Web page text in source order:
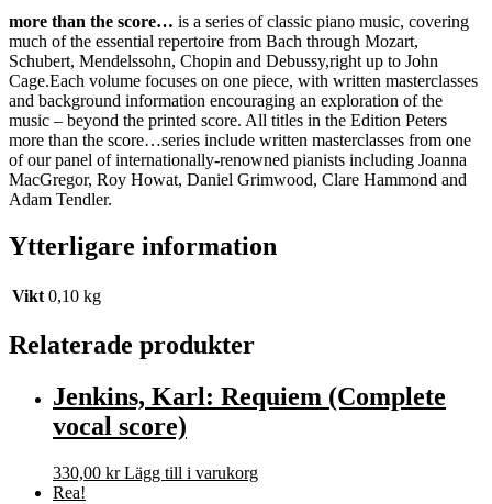
more than the score… is a series of classic piano music, covering
much of the essential repertoire from Bach through Mozart,
Schubert, Mendelssohn, Chopin and Debussy,right up to John
Cage.Each volume focuses on one piece, with written masterclasses
and background information encouraging an exploration of the
music – beyond the printed score. All titles in the Edition Peters
more than the score…series include written masterclasses from one
of our panel of internationally-renowned pianists including Joanna
MacGregor, Roy Howat, Daniel Grimwood, Clare Hammond and
Adam Tendler.
Ytterligare information
Vikt 0,10 kg
Relaterade produkter
Jenkins, Karl: Requiem (Complete
vocal score)
330,00 kr Lägg till i varukorg
Rea!